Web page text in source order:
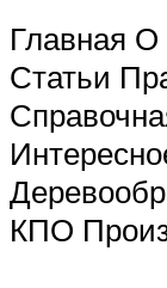
Главная
Статьи
КПО